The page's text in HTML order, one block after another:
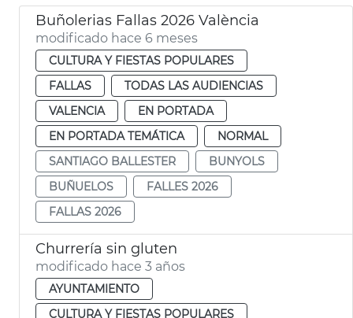
Buñolerias Fallas 2026 València
modificado hace 6 meses
CULTURA Y FIESTAS POPULARES
FALLAS
TODAS LAS AUDIENCIAS
VALENCIA
EN PORTADA
EN PORTADA TEMÁTICA
NORMAL
SANTIAGO BALLESTER
BUNYOLS
BUÑUELOS
FALLES 2026
FALLAS 2026
Churrería sin gluten
modificado hace 3 años
AYUNTAMIENTO
CULTURA Y FIESTAS POPULARES